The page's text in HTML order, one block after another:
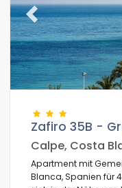
Previous
Zafiro 35B -
Calpe, Costa
Apartment mit
Blanca, Spanien für